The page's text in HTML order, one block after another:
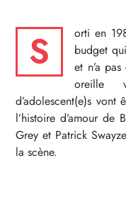
S orti en
budget
et n’a
oreille
d’adolescent(e)s vont
l’histoire d’amour de
Grey et Patrick
la scène.